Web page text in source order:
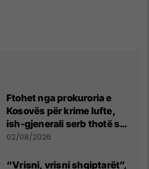
Ftohet nga prokuroria e
Kosovës për krime lufte,
ish-gjenerali serb thotë se
dikush e tradhtoi në
02/08/2026
“Vrisni, vrisni shqiptarët”,